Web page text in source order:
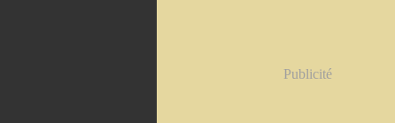
Publicité